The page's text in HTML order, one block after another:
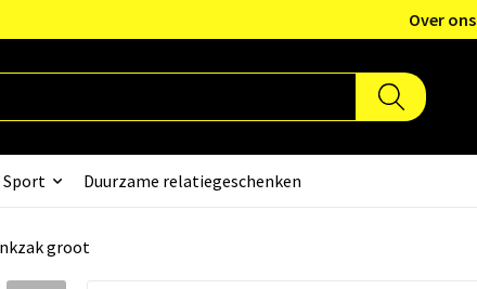
Over ons
Sport Duurzame relatiegeschenken
groot